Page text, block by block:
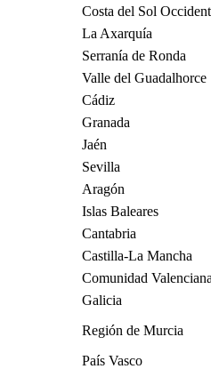
Costa del Sol
La Axarquía
Serranía de Ronda
Valle del Guadalhorce
Cádiz
Granada
Jaén
Sevilla
Aragón
Islas Baleares
Cantabria
Castilla-La Mancha
Comunidad Valenciana
Galicia
Región de Murcia
País Vasco